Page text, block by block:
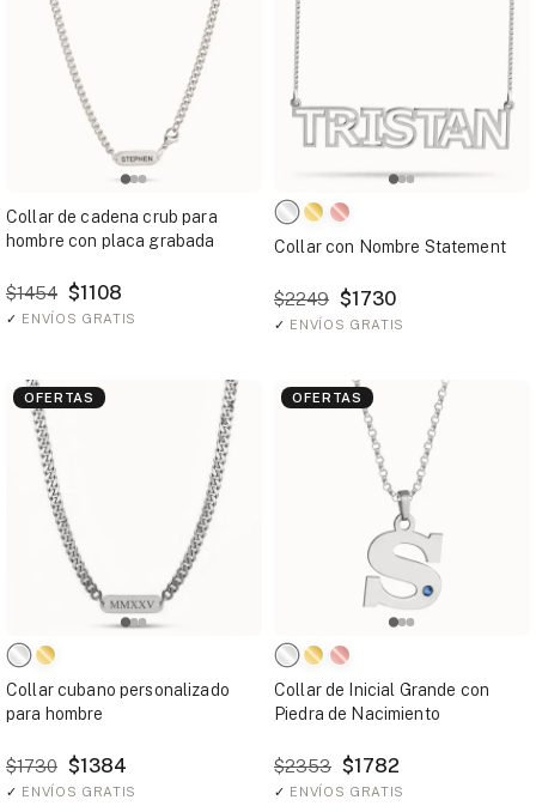
Collar de cadena crub para
hombre con placa grabada
$1454 $1108
✓ ENVÍOS GRATIS
Collar con Nombre Statement
$2249 $1730
✓ ENVÍOS GRATIS
OFERTAS
Collar cubano personalizado
para hombre
$1730 $1384
✓ ENVÍOS GRATIS
OFERTAS
Collar de Inicial Grande con
Piedra de Nacimiento
$2353 $1782
✓ ENVÍOS GRATIS